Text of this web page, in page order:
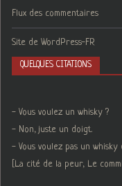
Flux des commentaires
Site de WordPress-FR
QUELQUES CITATIONS
- Vous voulez un whisky ?
- Non, juste un doigt.
- Vous voulez pas un whisky
[La cité de la peur, Le